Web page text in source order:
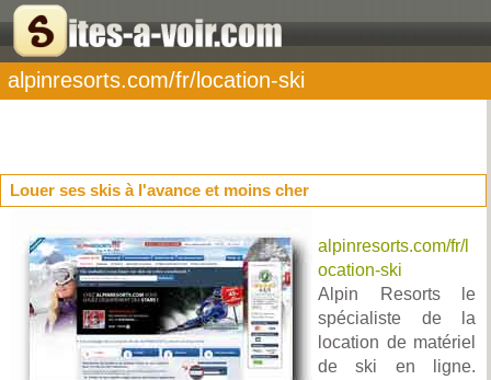
alpinresorts.com/fr/location-ski
Louer ses skis à l'avance et moins cher
alpinresorts.com/fr/l
ocation-ski
Alpin Resorts le
spécialiste de la
location de matériel
de ski en ligne.